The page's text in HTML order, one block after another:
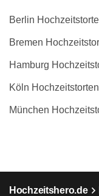
Berlin
Bremen
Hamburg
Köln Hochzeitstorten
München
Hochzeitshero.de